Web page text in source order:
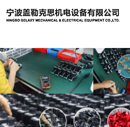
在线买世界杯平台
Home
Us
News
Products
Recruitment
Download